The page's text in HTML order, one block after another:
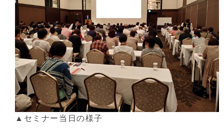
▲セミナー当日の様子